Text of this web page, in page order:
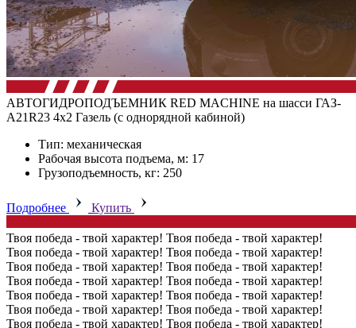
АВТОГИДРОПОДЪЕМНИК RED MACHINE на шасси ГАЗ-
А21R23 4х2 Газель (с однорядной кабиной)
Тип: механическая
Рабочая высота подъема, м: 17
Грузоподъемность, кг: 250
Подробнее Купить
Твоя победа - твой характер! Твоя победа - твой характер!
Твоя победа - твой характер! Твоя победа - твой характер!
Твоя победа - твой характер! Твоя победа - твой характер!
Твоя победа - твой характер! Твоя победа - твой характер!
Твоя победа - твой характер! Твоя победа - твой характер!
Твоя победа - твой характер! Твоя победа - твой характер!
Твоя победа - твой характер! Твоя победа - твой характер!